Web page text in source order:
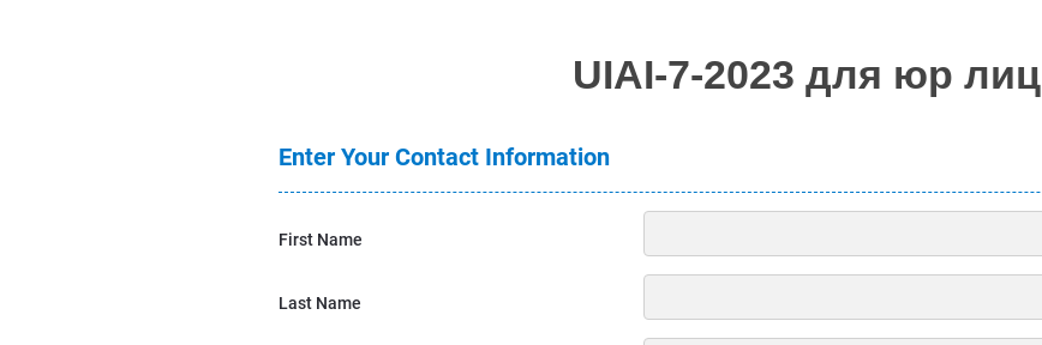
UIAI-7-2023 для юр лиц